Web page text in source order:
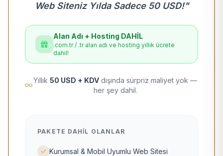
Web Siteniz Yılda Sadece 50 USD!"
Alan Adı + Hosting DAHİL
.com.tr / .tr alan adı ve hosting yıllık ücrete
dahil!
Yıllık 50 USD + KDV dışında sürpriz maliyet yok —
her şey dahil.
PAKETE DAHIL OLANLAR
Kurumsal & Mobil Uyumlu Web Sitesi